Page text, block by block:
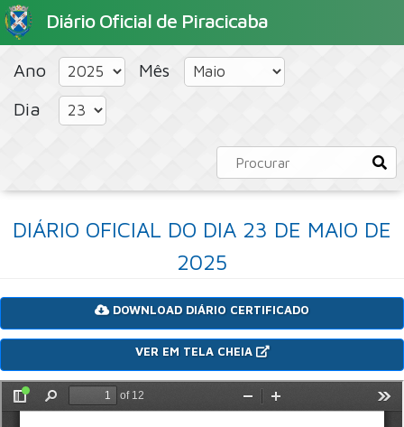
Diário Oficial de Piracicaba
HOME PORTAL CONCURSOS PÚBLICOS
Ano
Mês
Dia
DIÁRIO OFICIAL DO DIA 23 DE MAIO DE
2025
DOWNLOAD DIÁRIO CERTIFICADO
VER EM TELA CHEIA